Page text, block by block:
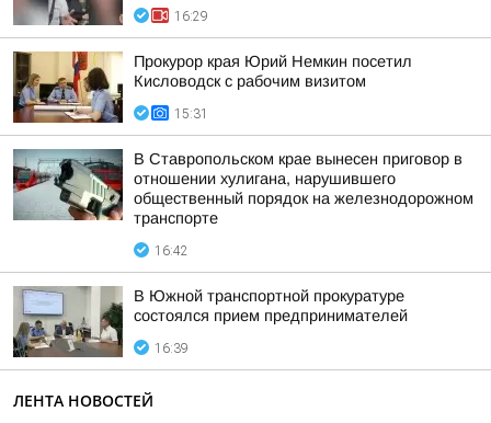
16:29
Прокурор края Юрий Немкин посетил
Кисловодск с рабочим визитом
15:31
В Ставропольском крае вынесен приговор в
отношении хулигана, нарушившего
общественный порядок на железнодорожном
транспорте
16:42
В Южной транспортной прокуратуре
состоялся прием предпринимателей
16:39
ЛЕНТА НОВОСТЕЙ